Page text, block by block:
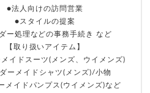
●法人向けの訪問営業
●スタイルの提案
ー処理などの事務手続き など
【取り扱いアイテム】
イドスーツ(メンズ、ウイメンズ)
ーメイドシャツ(メンズ)/小物
メイドパンプス(ウイメンズ)など